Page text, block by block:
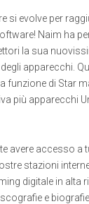
si evolve per
Naim ha
la sua
apparecchi.
funzione di Star
più apparecchi
avere accesso a
stazioni
digitale in alta
e